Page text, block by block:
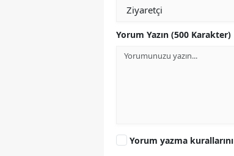
Yorum Yazın (500 Karakter)
Yorum yazma kurallarını